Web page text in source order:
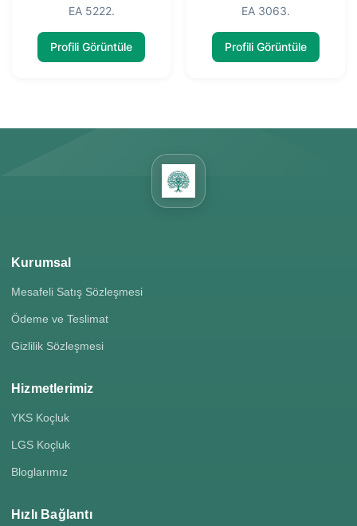
EA 5222.
Profili Görüntüle
EA 3063.
Profili Görüntüle
Kurumsal
Mesafeli Satış Sözleşmesi
Ödeme ve Teslimat
Gizlilik Sözleşmesi
Hizmetlerimiz
YKS Koçluk
LGS Koçluk
Bloglarımız
Hızlı Bağlantı